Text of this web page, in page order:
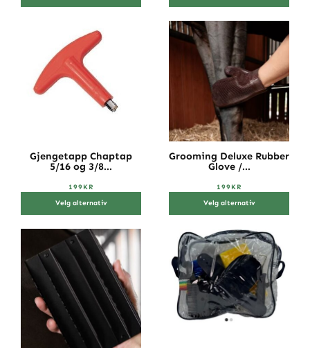
Gjengetapp Chaptap
5/16 og 3/8...
199KR
Velg alternativ
Grooming Deluxe Rubber
Glove /...
199KR
Velg alternativ